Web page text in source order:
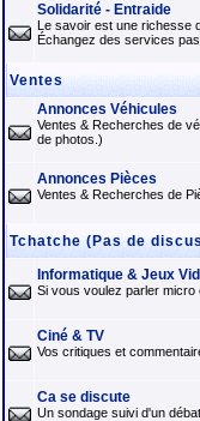
Solidarité - Entraide
Le savoir est une richesse
Échangez des services pas
Ventes
Annonces Véhicules
Ventes & Recherches de
de photos.)
Annonces Pièces
Ventes & Recherches de
Tchatche (Pas de
Informatique & Jeux
Si vous voulez parler micro
Ciné & TV
Vos critiques et
Ca se discute
Un sondage suivi d'un débat